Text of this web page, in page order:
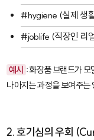
#hygiene (실제 생
#joblife (직장인 리
예시 : 화장품 브랜드가
나아지는 과정을 보여주는
2. 호기심의 우회